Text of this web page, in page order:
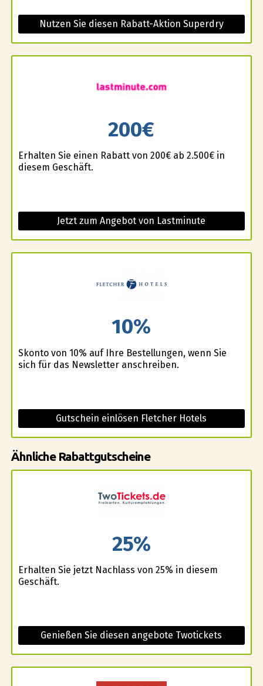
Nutzen Sie diesen Rabatt-Aktion Superdry
200€
Erhalten Sie einen Rabatt von 200€ ab 2.500€ in
diesem Geschäft.
Jetzt zum Angebot von Lastminute
10%
Skonto von 10% auf Ihre Bestellungen, wenn Sie
sich für das Newsletter anschreiben.
Gutschein einlösen Fletcher Hotels
Ähnliche Rabattgutscheine
25%
Erhalten Sie jetzt Nachlass von 25% in diesem
Geschäft.
Genießen Sie diesen angebote Twotickets